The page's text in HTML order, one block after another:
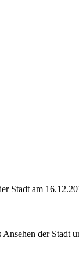
Stadt am
der Stadt